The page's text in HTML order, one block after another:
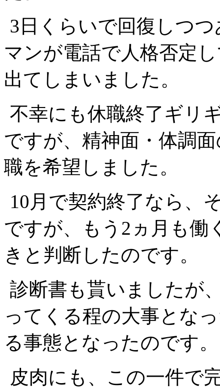
3日くらいで回復しつ
マンが電話で人格否定
出てしまいました。
不幸にも休職終了ギリ
ですが、精神面・体調
職を希望しました。
10月で契約終了なら、
ですが、もう2ヵ月も働
きと判断したのです。
診断書も貰いましたが
ってくる程の大事とな
る事態となったのです。
皮肉にも、この一件で